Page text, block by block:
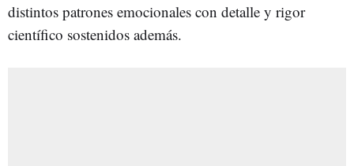
distintos patrones emocionales con detalle y rigor
científico sostenidos además.